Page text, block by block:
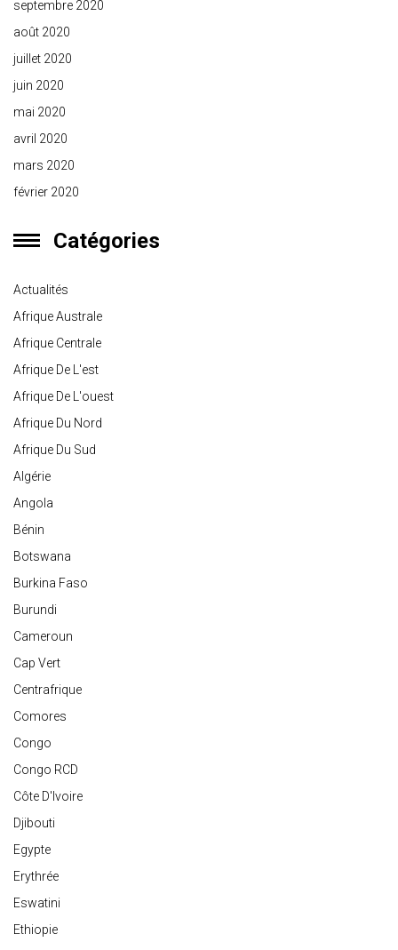
septembre 2020
août 2020
juillet 2020
juin 2020
mai 2020
avril 2020
mars 2020
février 2020
Catégories
Actualités
Afrique Australe
Afrique Centrale
Afrique De L'est
Afrique De L'ouest
Afrique Du Nord
Afrique Du Sud
Algérie
Angola
Bénin
Botswana
Burkina Faso
Burundi
Cameroun
Cap Vert
Centrafrique
Comores
Congo
Congo RCD
Côte D'Ivoire
Djibouti
Egypte
Erythrée
Eswatini
Ethiopie